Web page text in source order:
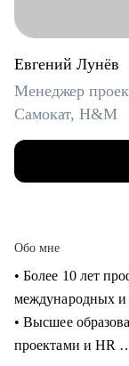
Евгений Лунёв
Менеджер
Самокат, H&M
Обо мне
• Более 10 лет
международных и
• Высшее
проектами и HR